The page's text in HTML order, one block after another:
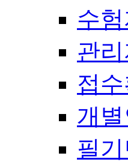
수
관
접
개
필